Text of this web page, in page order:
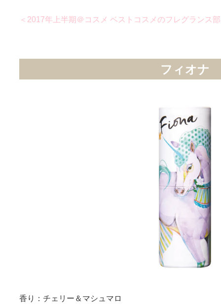
＜2017年上半期＠コスメ ベストコスメのフレグランス
フィオナ
香り：チェリー＆マシュマロ